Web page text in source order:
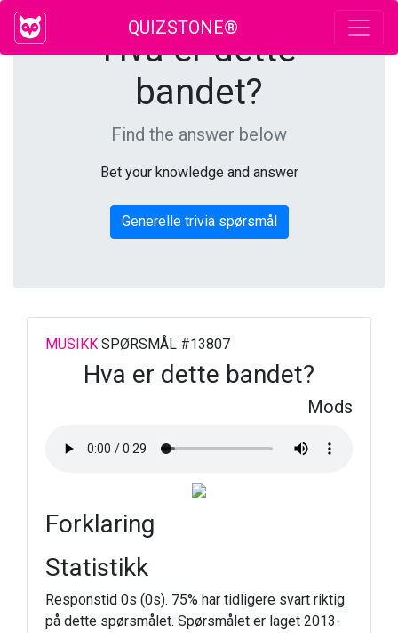
QUIZSTONE®
Hva er dette
bandet?
Find the answer below
Bet your knowledge and answer
Generelle trivia spørsmål
MUSIKK SPØRSMÅL #13807
Hva er dette bandet?
Mods
Forklaring
Statistikk
Responstid 0s (0s). 75% har tidligere svart riktig
på dette spørsmålet. Spørsmålet er laget 2013-